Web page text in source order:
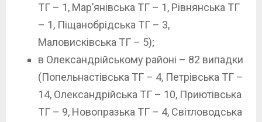
ТГ – 1, Мар’янівська ТГ – 1, Рівнянська ТГ
– 1, Піщанобрідська ТГ – 3,
Маловисківська ТГ – 5);
в Олександрійському районі – 82 випадки
(Попельнастівська ТГ – 4, Петрівська ТГ –
14, Олександрійська ТГ – 10, Приютівська
ТГ – 9, Новопразька ТГ – 4, Світловодська